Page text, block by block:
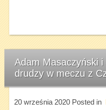
Adam Masaczyński
drudzy w meczu z
20 września 2020Posted in